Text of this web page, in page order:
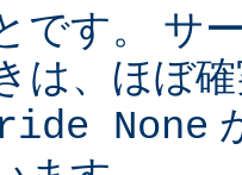
です。 サ
は、ほぼ
None